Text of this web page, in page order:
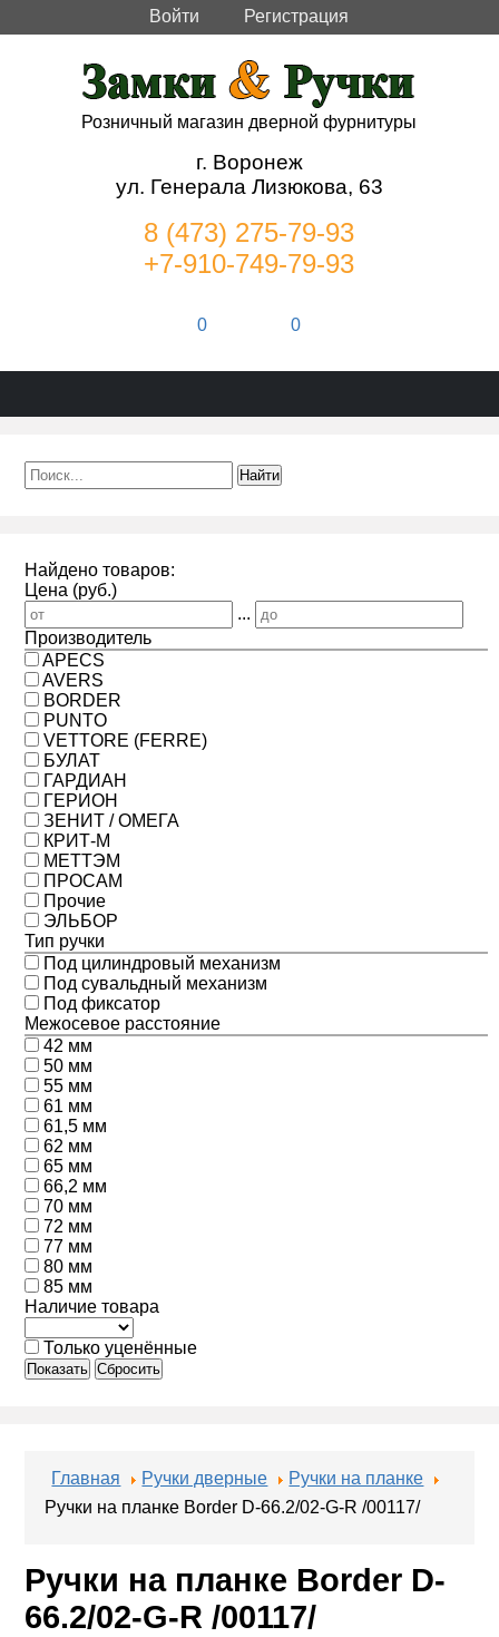
Войти Регистрация
Розничный магазин дверной фурнитуры
г. Воронеж
ул. Генерала Лизюкова, 63
8 (473) 275-79-93
+7-910-749-79-93
0 0
Найдено товаров:
Цена (руб.)
...
Производитель
APECS
AVERS
BORDER
PUNTO
VETTORE (FERRE)
БУЛАТ
ГАРДИАН
ГЕРИОН
ЗЕНИТ / ОМЕГА
КРИТ-М
МЕТТЭМ
ПРОСАМ
Прочие
ЭЛЬБОР
Тип ручки
Под цилиндровый механизм
Под сувальдный механизм
Под фиксатор
Межосевое расстояние
42 мм
50 мм
55 мм
61 мм
61,5 мм
62 мм
65 мм
66,2 мм
70 мм
72 мм
77 мм
80 мм
85 мм
Наличие товара
Только уценённые
Показать Сбросить
Главная Ручки дверные
Ручки на планке
Ручки на планке Border D-66.2/02-G-R /00117/
Ручки на планке Border D-
66.2/02-G-R /00117/